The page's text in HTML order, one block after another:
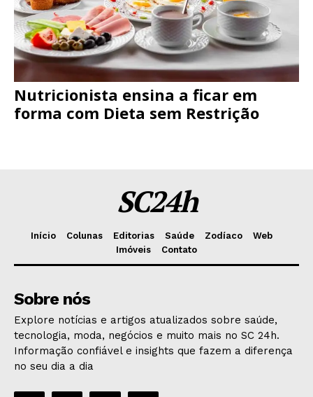
Nutricionista ensina a ficar em
forma com Dieta sem Restrição
SC24h
Início Colunas Editorias Saúde Zodíaco
Web
Imóveis
Contato
Sobre nós
Explore notícias e artigos atualizados sobre saúde,
tecnologia, moda, negócios e muito mais no SC 24h.
Informação confiável e insights que fazem a diferença
no seu dia a dia